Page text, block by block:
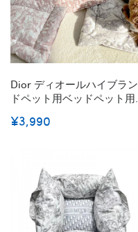
Dior ディオールハイブラン
ドペット用ベッドペット用
ランドペット用ソファーブ
¥3,990